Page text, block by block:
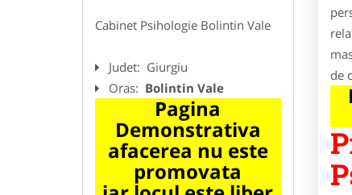
Cabinet Psihologie Bolintin Vale
Judet: Giurgiu
Oras: Bolintin Vale
Pagina
Demonstrativa
afacerea nu este
promovata
de